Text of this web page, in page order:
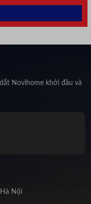
Novihome khởi đầu và
Nội